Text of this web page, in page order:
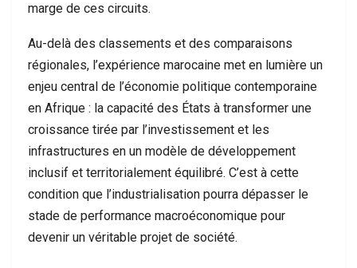
marge de ces circuits.
Au-delà des classements et des comparaisons
régionales, l’expérience marocaine met en lumière un
enjeu central de l’économie politique contemporaine
en Afrique : la capacité des États à transformer une
croissance tirée par l’investissement et les
infrastructures en un modèle de développement
inclusif et territorialement équilibré. C’est à cette
condition que l’industrialisation pourra dépasser le
stade de performance macroéconomique pour
devenir un véritable projet de société.